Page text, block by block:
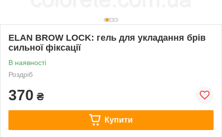
ELAN BROW LOCK: гель для укладання брів
сильної фіксації
В наявності
Роздріб
370 ₴
Купити